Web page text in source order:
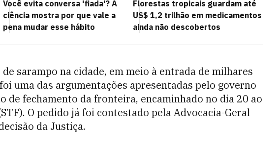
Você evita conversa 'fiada'? A
ciência mostra por que vale a
pena mudar esse hábito
Florestas tropicais guardam até
US$ 1,2 trilhão em medicamentos
ainda não descobertos
sarampo na cidade, em meio à entrada de milhares
uma das argumentações apresentadas pelo governo
de fechamento da fronteira, encaminhado no dia 20 ao
O pedido já foi contestado pela Advocacia-Geral
da Justiça.